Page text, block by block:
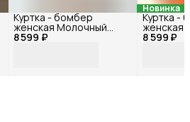
8 599 ₽
Куртка - бомбер
женская Молочный
72119БФ_42
Новинка
8 599 ₽
Куртка -
женская